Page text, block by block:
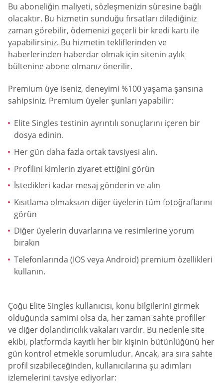
Bu aboneliğin maliyeti, sözleşmenizin süresine bağlı
olacaktır. Bu hizmetin sunduğu fırsatları dilediğiniz
zaman görebilir, ödemenizi geçerli bir kredi kartı ile
yapabilirsiniz. Bu hizmetin tekliflerinden ve
haberlerinden haberdar olmak için sitenin aylık
bültenine abone olmanız önerilir.
Premium üye iseniz, deneyimi %100 yaşama şansına
sahipsiniz. Premium üyeler şunları yapabilir:
Elite Singles testinin ayrıntılı sonuçlarını içeren bir
dosya edinin.
Her gün daha fazla ortak tavsiyesi alın.
Profilini kimlerin ziyaret ettiğini görün
İstedikleri kadar mesaj gönderin ve alın
Kısıtlama olmaksızın diğer üyelerin tüm fotoğraflarını
görün
Diğer üyelerin duvarlarına ve resimlerine yorum
bırakın
Telefonlarında (IOS veya Android) premium özellikleri
kullanın.
Çoğu Elite Singles kullanıcısı, konu bilgilerini girmek
olduğunda samimi olsa da, her zaman sahte profiller
ve diğer dolandırıcılık vakaları vardır. Bu nedenle site
ekibi, platformda kayıtlı her bir kişinin bütünlüğünü her
gün kontrol etmekle sorumludur. Ancak, ara sıra sahte
profil sızabileceğinden, kullanıcılarına şu adımları
izlemelerini tavsiye ediyorlar: